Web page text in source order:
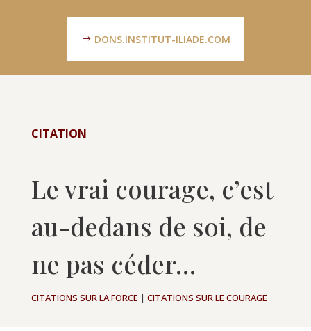
DONS.INSTITUT-ILIADE.COM
CITATION
Le vrai courage, c’est
au-dedans de soi, de
ne pas céder…
CITATIONS SUR LA FORCE | CITATIONS SUR LE COURAGE